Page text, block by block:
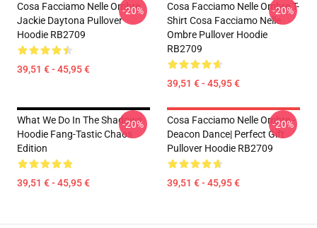
Cosa Facciamo Nelle Ombre
Jackie Daytona Pullover
Hoodie RB2709
39,51 € - 45,95 €
-20%
Cosa Facciamo Nelle Ombre T-
Shirt Cosa Facciamo Nelle
Ombre Pullover Hoodie
RB2709
39,51 € - 45,95 €
-20%
What We Do In The Shadows
Hoodie Fang-Tastic Chaos
Edition
39,51 € - 45,95 €
-20%
Cosa Facciamo Nelle Ombre -
Deacon Dance| Perfect Gift
Pullover Hoodie RB2709
39,51 € - 45,95 €
-20%